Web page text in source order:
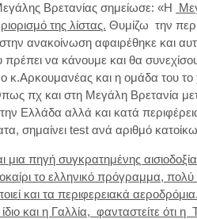
Βρετανίας σημείωσε: «Η
της λίστας. Θυμίζω την
ανακοίνωση αφαιρέθηκε και
να κάνουμε και θα
κ.Αρκουμανέας και η ομάδα του το
πχ και στη Μεγάλη Βρετανία
την Ελλάδα αλλά και κατά
σημαίνει test ανά αριθμό
μια πηγή συγκρατημένης
το ελληνικό πρόγραμμα,
και τα περιφερειακά
και η Γαλλία, φανταστείτε ότι η